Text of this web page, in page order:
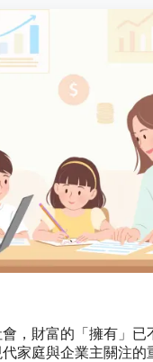
，財富的「擁有」已
家庭與企業主關注